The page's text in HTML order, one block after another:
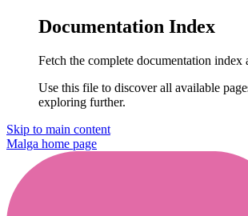
Documentation Index
Fetch the complete documentation index
Use this file to discover all available
exploring further.
Skip to main content
Malga home page